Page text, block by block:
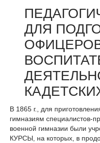
ДЛЯ
В 1865 г., для
гимназиям специалистов-
военной гимназии были
КУРСЫ, на которых, в